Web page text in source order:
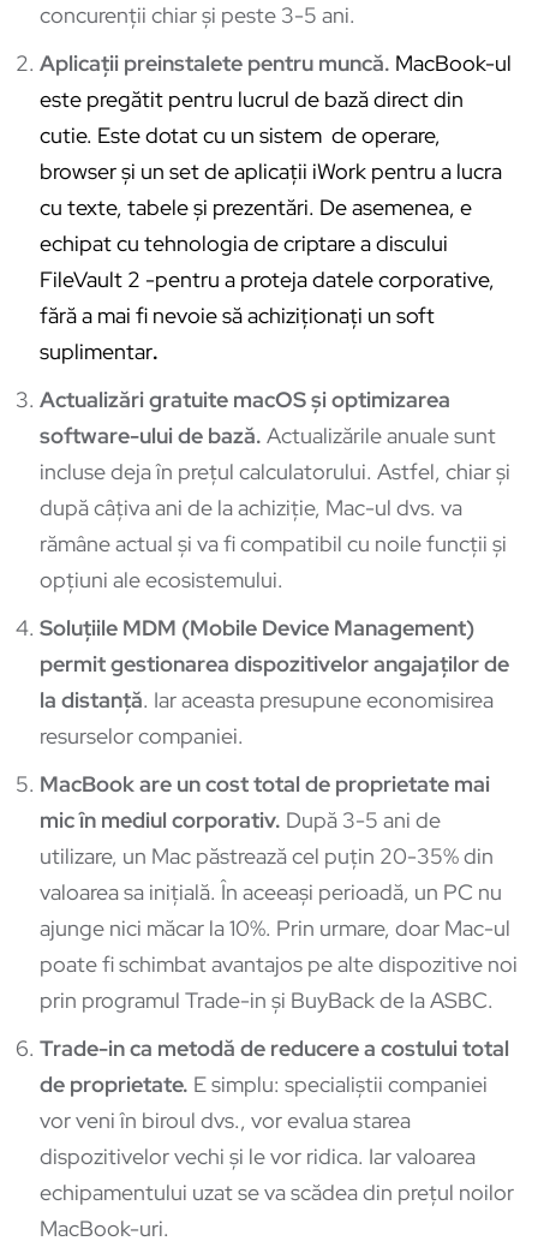
concurenții chiar și peste 3-5 ani.
Aplicații preinstalete pentru muncă. MacBook-ul
este pregătit pentru lucrul de bază direct din
cutie. Este dotat cu un sistem de operare,
browser și un set de aplicații iWork pentru a lucra
cu texte, tabele și prezentări. De asemenea, e
echipat cu tehnologia de criptare a discului
FileVault 2 -pentru a proteja datele corporative,
fără a mai fi nevoie să achiziționați un soft
suplimentar.
Actualizări gratuite macOS și optimizarea
software-ului de bază. Actualizările anuale sunt
incluse deja în prețul calculatorului. Astfel, chiar și
după câțiva ani de la achiziție, Mac-ul dvs. va
rămâne actual și va fi compatibil cu noile funcții și
opțiuni ale ecosistemului.
Soluțiile MDM (Mobile Device Management)
permit gestionarea dispozitivelor angajaților de
la distanță. Iar aceasta presupune economisirea
resurselor companiei.
MacBook are un cost total de proprietate mai
mic în mediul corporativ. După 3-5 ani de
utilizare, un Mac păstrează cel puțin 20-35% din
valoarea sa inițială. În aceeași perioadă, un PC nu
ajunge nici măcar la 10%. Prin urmare, doar Mac-ul
poate fi schimbat avantajos pe alte dispozitive noi
prin programul Trade-in și BuyBack de la ASBC.
Trade-in ca metodă de reducere a costului total
de proprietate. E simplu: specialiștii companiei
vor veni în biroul dvs., vor evalua starea
dispozitivelor vechi și le vor ridica. Iar valoarea
echipamentului uzat se va scădea din prețul noilor
MacBook-uri.